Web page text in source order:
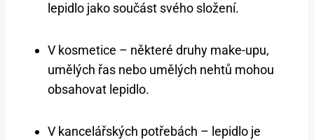
lepidlo jako součást svého složení.
V kosmetice – některé druhy make-upu,
umělých řas nebo umělých nehtů mohou
obsahovat lepidlo.
V kancelářských potřebách – lepidlo je